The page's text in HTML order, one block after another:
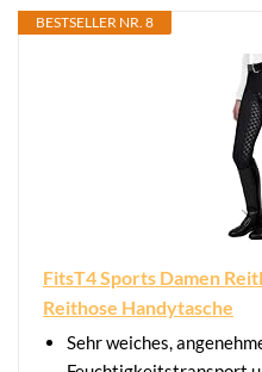
BESTSELLER NR. 8
FitsT4 Sports Damen
Reithose Handytasche
Sehr weiches,